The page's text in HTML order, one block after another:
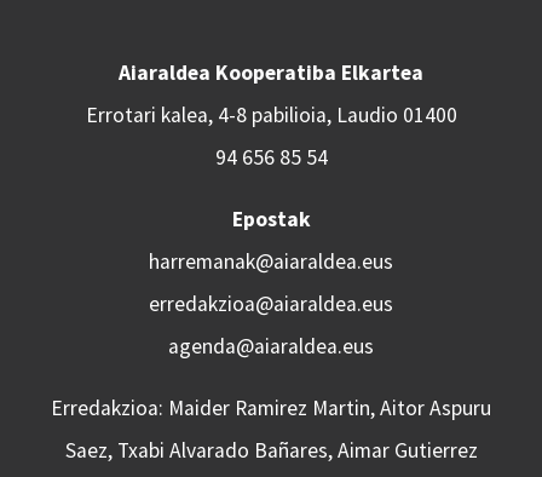
Aiaraldea Kooperatiba Elkartea
Errotari kalea, 4-8 pabilioia, Laudio 01400
94 656 85 54
Epostak
harremanak@aiaraldea.eus
erredakzioa@aiaraldea.eus
agenda@aiaraldea.eus
Erredakzioa: Maider Ramirez Martin, Aitor Aspuru
Saez, Txabi Alvarado Bañares, Aimar Gutierrez